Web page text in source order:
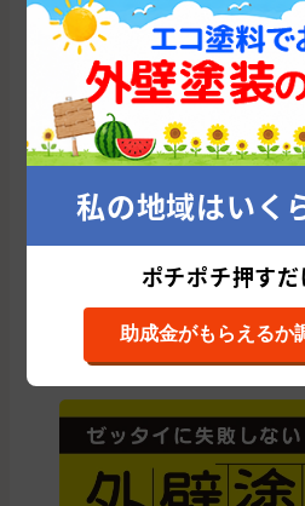
累計施工件数: 25 件
平均施工単価: 1,230,778 円
山梨県の他の市区町村
探す
韮崎市 山梨市 富士吉
北都留郡
私の地域はいく
ポチポチ押すだ
助成金がもらえるか